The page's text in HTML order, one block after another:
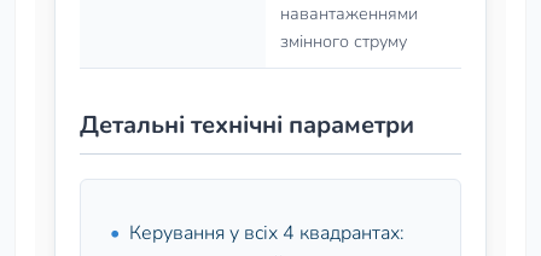
навантаженнями
змінного струму
Детальні технічні параметри
Керування у всіх 4 квадрантах: